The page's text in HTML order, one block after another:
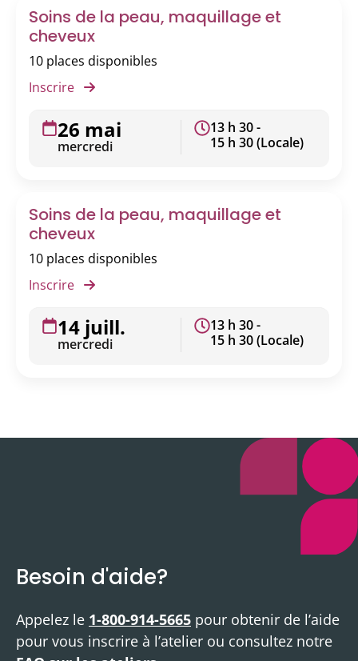
Soins de la peau, maquillage et
cheveux
10 places disponibles
Inscrire
26 mai
mercredi
13 h 30 -
15 h 30 (Locale)
Soins de la peau, maquillage et
cheveux
10 places disponibles
Inscrire
14 juill.
mercredi
13 h 30 -
15 h 30 (Locale)
Besoin d'aide?
Appelez le 1-800-914-5665 pour obtenir de l’aide
pour vous inscrire à l’atelier ou consultez notre